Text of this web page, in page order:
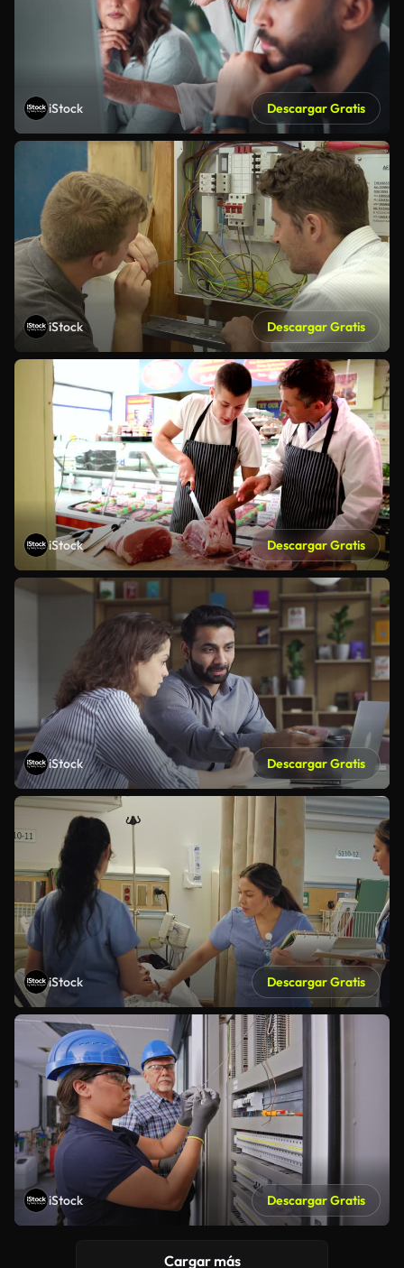
iStock Descargar Gratis
iStock Descargar Gratis
iStock Descargar Gratis
iStock Descargar Gratis
iStock Descargar Gratis
iStock Descargar Gratis
Cargar más